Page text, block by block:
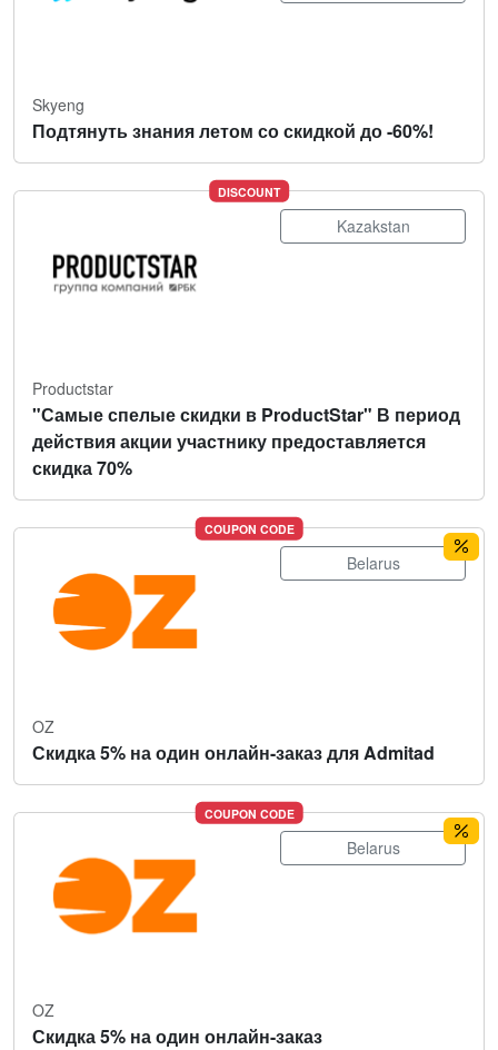
Skyeng
Подтянуть знания летом со скидкой до -60%!
DISCOUNT
Kazakstan
Productstar
"Самые спелые скидки в ProductStar" В период
действия акции участнику предоставляется
скидка 70%
COUPON CODE
Belarus
OZ
Скидка 5% на один онлайн-заказ для Admitad
COUPON CODE
Belarus
OZ
Скидка 5% на один онлайн-заказ